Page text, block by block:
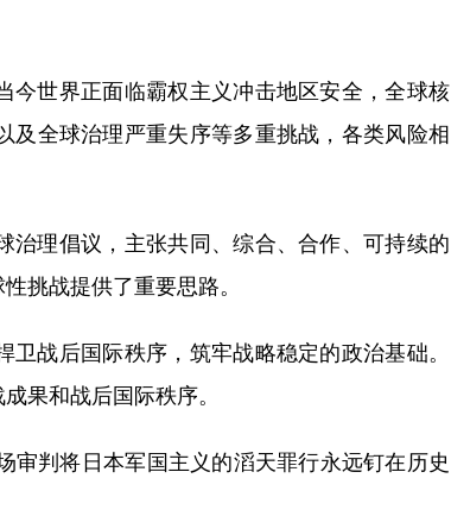
世界正面临霸权主义冲击地区安全，全球核
及全球治理严重失序等多重挑战，各类风险相
理倡议，主张共同、综合、合作、可持续的
挑战提供了重要思路。
战后国际秩序，筑牢战略稳定的政治基础。
果和战后国际秩序。
判将日本军国主义的滔天罪行永远钉在历史